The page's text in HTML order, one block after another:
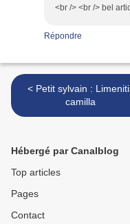
<br /> <br /> bel
Répondre
< Petit sylvain : Limenitis
camilla
Hébergé par Canalblog
Top articles
Pages
Contact